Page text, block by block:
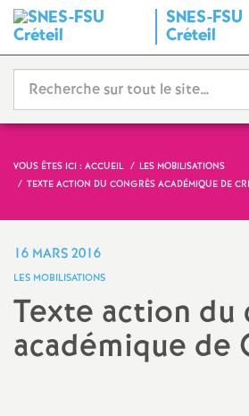
SNES-FSU
Créteil
VOUS ÊTES ICI : ACCUEIL
LES MOBILISATIONS
TEXTE ACTION DU CONGRÈS ACADÉMIQUE DE
16 MARS 2016
LES MOBILISATIONS
Texte action du
académique de